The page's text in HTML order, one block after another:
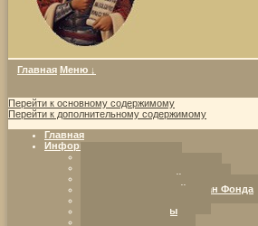
Главная Меню ↓
Перейти к основному содержимому
Перейти к дополнительному содержимому
Главная
Информация о фонде
Исполнительный орган Фонда
Наши партнеры